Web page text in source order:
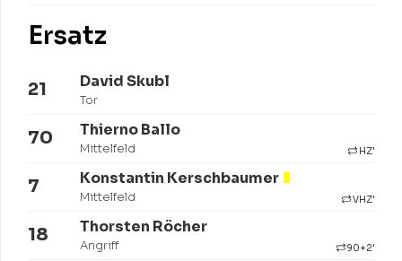
Ersatz
21 David Skubl
Tor
70 Thierno Ballo
Mittelfeld HZ'
7 Konstantin Kerschbaumer
Mittelfeld VHZ'
18 Thorsten Röcher
Angriff 90+2'